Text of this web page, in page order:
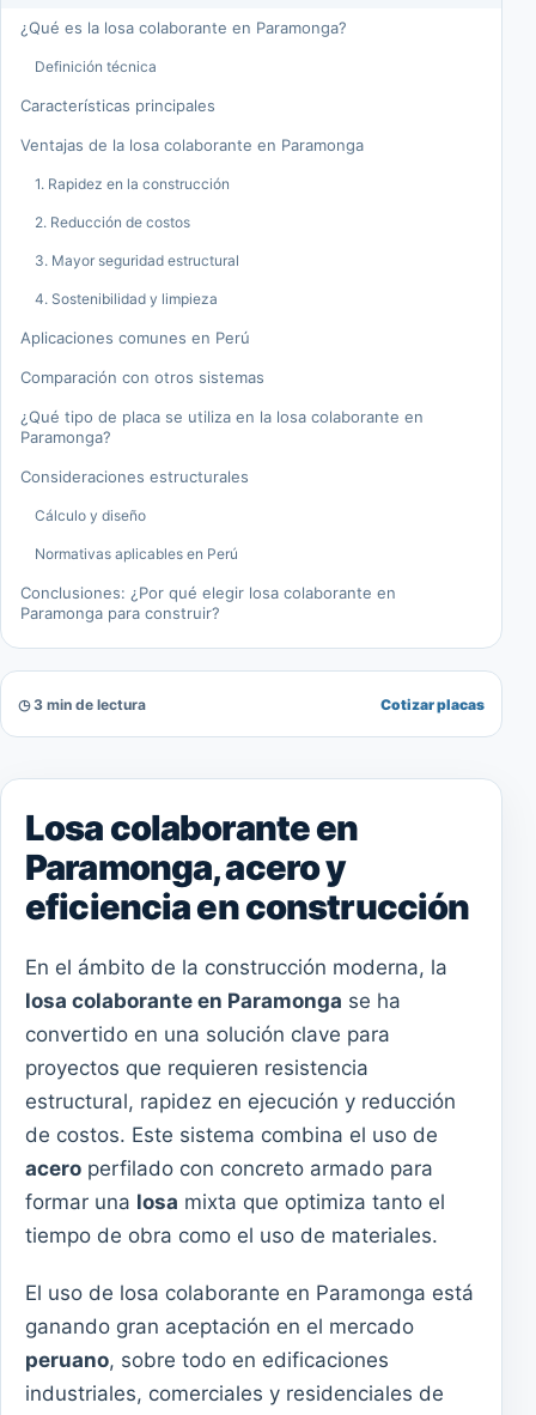
¿Qué es la losa colaborante en Paramonga?
Definición técnica
Características principales
Ventajas de la losa colaborante en Paramonga
1. Rapidez en la construcción
2. Reducción de costos
3. Mayor seguridad estructural
4. Sostenibilidad y limpieza
Aplicaciones comunes en Perú
Comparación con otros sistemas
¿Qué tipo de placa se utiliza en la losa colaborante en
Paramonga?
Consideraciones estructurales
Cálculo y diseño
Normativas aplicables en Perú
Conclusiones: ¿Por qué elegir losa colaborante en
Paramonga para construir?
◷ 3 min de lectura Cotizar placas
Losa colaborante en
Paramonga, acero y
eficiencia en construcción
En el ámbito de la construcción moderna, la
losa colaborante en Paramonga se ha
convertido en una solución clave para
proyectos que requieren resistencia
estructural, rapidez en ejecución y reducción
de costos. Este sistema combina el uso de
acero perfilado con concreto armado para
formar una losa mixta que optimiza tanto el
tiempo de obra como el uso de materiales.
El uso de losa colaborante en Paramonga está
ganando gran aceptación en el mercado
peruano, sobre todo en edificaciones
industriales, comerciales y residenciales de